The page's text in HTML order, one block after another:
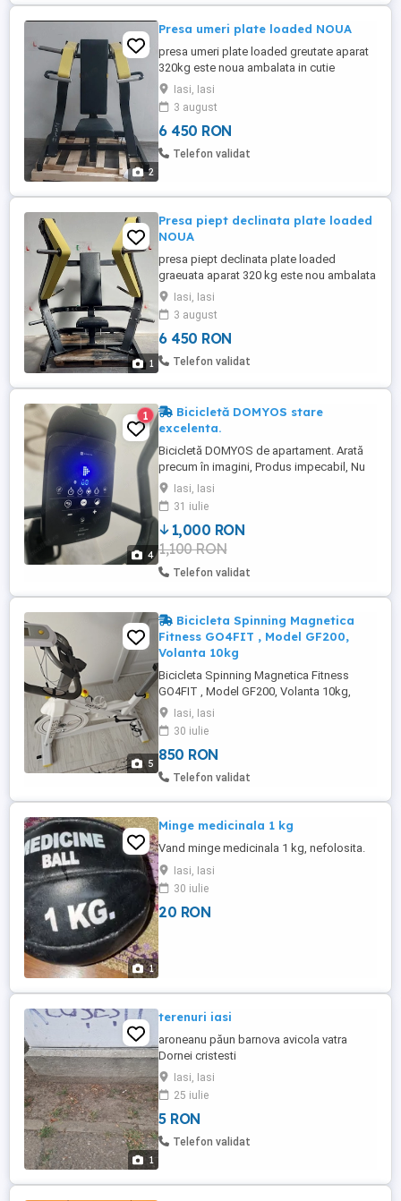
2
Presa umeri plate loaded NOUA
presa umeri plate loaded greutate aparat
320kg este noua ambalata in cutie
Iasi, Iasi
3 august
6 450 RON
Telefon validat
1
Presa piept declinata plate loaded
NOUA
presa piept declinata plate loaded
graeuata aparat 320 kg este nou ambalata
in cutieIasi, Iasi
3 august
6 450 RON
Telefon validat
4
1
Bicicletă DOMYOS stare
excelenta.
Bicicletă DOMYOS de apartament. Arată
precum în imagini, Produs impecabil, Nu
mai dețin cutia. Are 15 nivele pt rezistenta,
Programe presetate din sistem pt un
traseu mai aventuros, Afișaj pe tableta,
conexiune bluetooth.
Iasi, Iasi
31 iulie
1,000 RON
1,100 RON
Telefon validat
5
Bicicleta Spinning Magnetica
Fitness GO4FIT , Model GF200,
Volanta 10kg
Bicicleta Spinning Magnetica Fitness
GO4FIT , Model GF200, Volanta 10kg,
Greutate Maxima 150kg, Rezistenta
Magnetica Ajustabila, Monitorizare
Activitate: Distanta, Viteza, Calorii, Timp,
Puls, Suport. Achizitionată acum câteva
luni, folosita foarte puțin. In stare ca nouă.
Iasi, Iasi
30 iulie
850 RON
Telefon validat
1
Minge medicinala 1 kg
Vand minge medicinala 1 kg, nefolosita.
Iasi, Iasi
30 iulie
20 RON
1
terenuri iasi
aroneanu păun barnova avicola vatra
Dornei cristesti
Iasi, Iasi
25 iulie
5 RON
Telefon validat